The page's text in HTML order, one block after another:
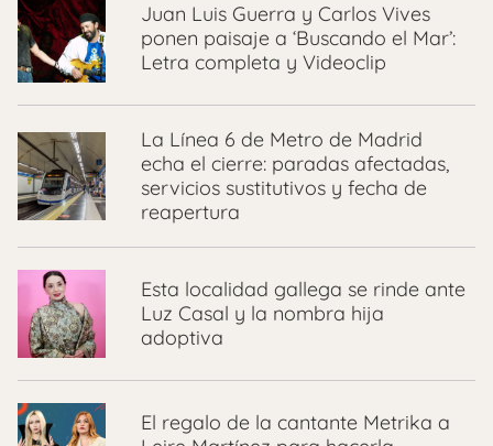
Juan Luis Guerra y Carlos Vives
ponen paisaje a ‘Buscando el Mar’:
Letra completa y Videoclip
La Línea 6 de Metro de Madrid
echa el cierre: paradas afectadas,
servicios sustitutivos y fecha de
reapertura
Esta localidad gallega se rinde ante
Luz Casal y la nombra hija
adoptiva
El regalo de la cantante Metrika a